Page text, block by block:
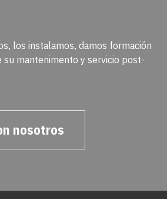
los instalamos, damos formación
su mantenimento y servicio post-
nosotros